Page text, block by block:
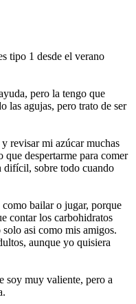
tipo 1 desde el verano
pero la tengo que
las agujas, pero trato de ser
revisar mi azúcar muchas
que despertarme para comer
difícil, sobre todo cuando
bailar o jugar, porque
contar los carbohidratos
asi como mis amigos.
aunque yo quisiera
soy muy valiente, pero a